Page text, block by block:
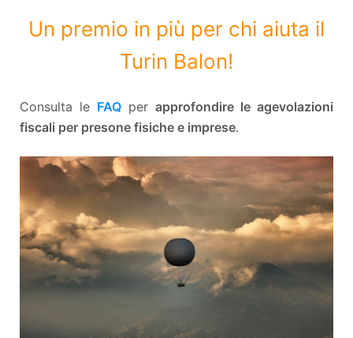
Un premio in più per chi aiuta il
Turin Balon!
Consulta le FAQ per approfondire le agevolazioni
fiscali per presone fisiche e imprese.